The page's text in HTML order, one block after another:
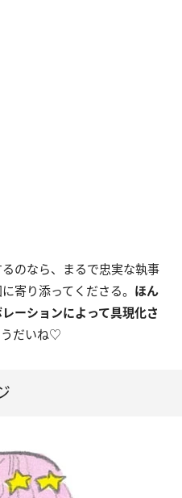
のなら、まるで忠実な執事
寄り添ってくださる。 ほん
ーションによって具現化さ
うだいね♡